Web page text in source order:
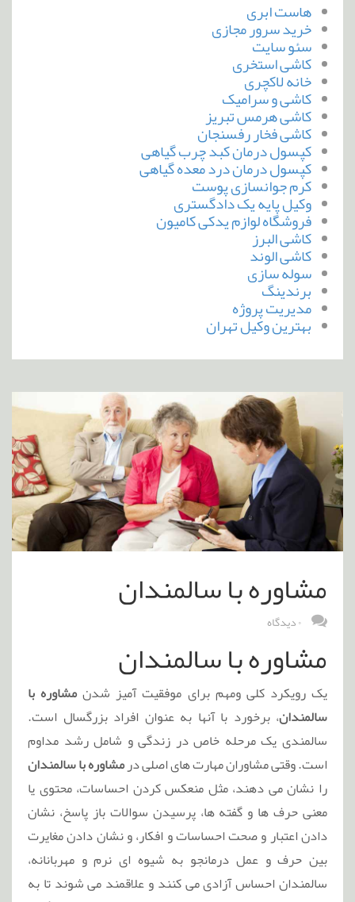
هاست ابری
خرید سرور مجازی
سئو سایت
کاشی استخری
خانه لاکچری
کاشی و سرامیک
کاشی هرمس تبریز
کاشی فخار رفسنجان
کپسول درمان کبد چرب گیاهی
کپسول درمان درد معده گیاهی
کرم جوانسازی پوست
وکیل پایه یک دادگستری
فروشگاه لوازم یدکی کامیون
کاشی البرز
کاشی الوند
سوله سازی
برندینگ
مدیریت پروژه
بهترین وکیل تهران
مشاوره با سالمندان
۰ دیدگاه
مشاوره با سالمندان
یک رویکرد کلی ومهم برای موفقیت آمیز شدن مشاوره با
سالمندان، برخورد با آنها به عنوان افراد بزرگسال است.
سالمندی یک مرحله خاص در زندگی و شامل رشد مداوم
است. وقتی مشاوران مهارت های اصلی درمشاوره با سالمندان
را نشان می دهند، مثل منعکس کردن احساسات، محتوی یا
معنی حرف ها و گفته ها، پرسیدن سوالات باز پاسخ، نشان
دادن اعتبار و صحت احساسات و افکار، و نشان دادن مغایرت
بین حرف و عمل درمانجو به شیوه ای نرم و مهربانانه،
سالمندان احساس آزادی می کنند و علاقمند می شوند تا به